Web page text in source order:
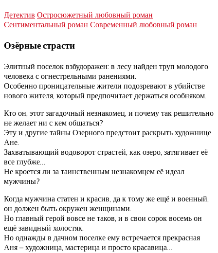
Детектив Остросюжетный любовный роман
Сентиментальный роман Современный любовный роман
Озёрные страсти
Элитный поселок взбудоражен: в лесу найден труп молодого
человека с огнестрельными ранениями.
Особенно проницательные жители подозревают в убийстве
нового жителя, который предпочитает держаться особняком.
Кто он, этот загадочный незнакомец, и почему так решительно
не желает ни с кем общаться?
Эту и другие тайны Озерного предстоит раскрыть художнице
Ане.
Захватывающий водоворот страстей, как озеро, затягивает её
все глубже…
Не кроется ли за таинственным незнакомцем её идеал
мужчины?
Когда мужчина статен и красив, да к тому же ещё и военный,
он должен быть окружен женщинами.
Но главный герой вовсе не таков, и в свои сорок восемь он
ещё завидный холостяк.
Но однажды в дачном поселке ему встречается прекрасная
Аня – художница, мастерица и просто красавица…